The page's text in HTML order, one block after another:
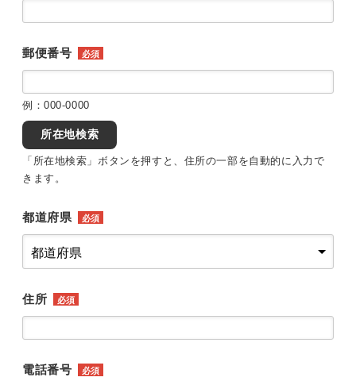
郵便番号 必須
例：000-0000
所在地検索
「所在地検索」ボタンを押すと、住所の一部を自動的に入力で
きます。
都道府県 必須
住所 必須
電話番号 必須